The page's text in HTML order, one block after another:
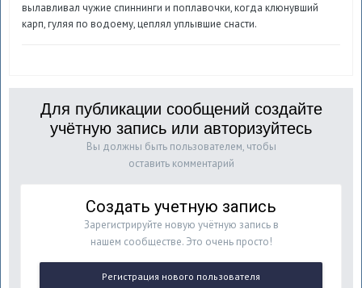
вылавливал чужие спиннинги и поплавочки, когда клюнувший
карп, гуляя по водоему, цеплял уплывшие снасти.
Для публикации сообщений создайте
учётную запись или авторизуйтесь
Вы должны быть пользователем, чтобы
оставить комментарий
Создать учетную запись
Зарегистрируйте новую учётную запись в
нашем сообществе. Это очень просто!
Регистрация нового пользователя